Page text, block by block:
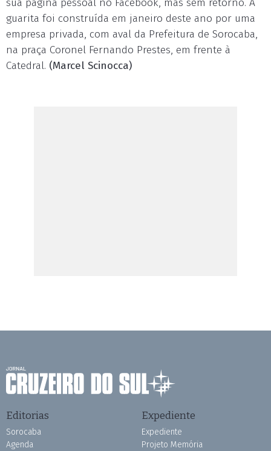
guarita foi construída em janeiro deste ano por uma
empresa privada, com aval da Prefeitura de Sorocaba,
na praça Coronel Fernando Prestes, em frente à
Catedral. (Marcel Scinocca)
Editorias
Sorocaba
Agenda
Expediente
Expediente
Projeto Memória